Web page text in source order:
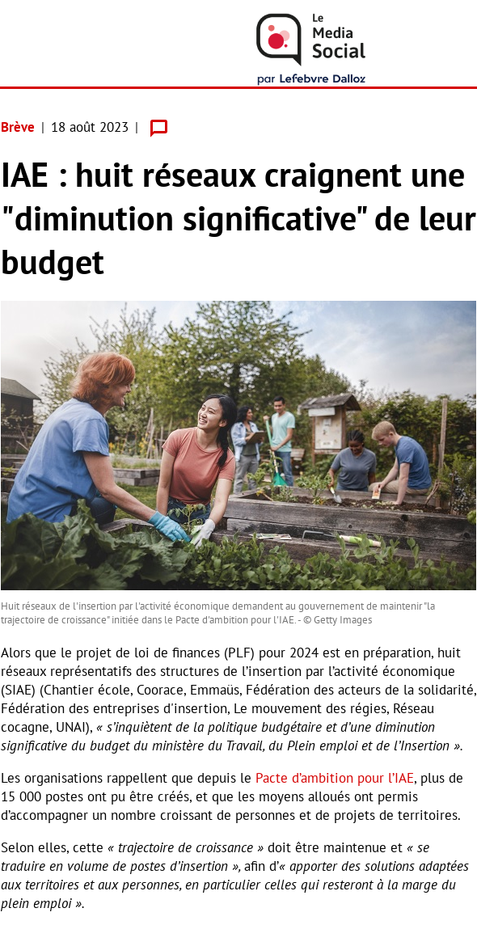
Brève 18 août 2023
IAE : huit réseaux craignent une
"diminution significative" de leur
budget
Huit réseaux de l'insertion par l'activité économique demandent au gouvernement de maintenir "la
trajectoire de croissance" initiée dans le Pacte d'ambition pour l'IAE. - © Getty Images
Alors que le projet de loi de finances (PLF) pour 2024 est en préparation, huit
réseaux représentatifs des structures de l’insertion par l’activité économique
(SIAE) (Chantier école, Coorace, Emmaüs, Fédération des acteurs de la solidarité,
Fédération des entreprises d'insertion, Le mouvement des régies, Réseau
cocagne, UNAI), « s’inquiètent de la politique budgétaire et d’une diminution
significative du budget du ministère du Travail, du Plein emploi et de l’Insertion ».
Les organisations rappellent que depuis le Pacte d’ambition pour l’IAE, plus de
15 000 postes ont pu être créés, et que les moyens alloués ont permis
d’accompagner un nombre croissant de personnes et de projets de territoires.
Selon elles, cette « trajectoire de croissance » doit être maintenue et « se
traduire en volume de postes d’insertion »,afin d’« apporter des solutions adaptées
aux territoires et aux personnes, en particulier celles qui resteront à la marge du
plein emploi ».